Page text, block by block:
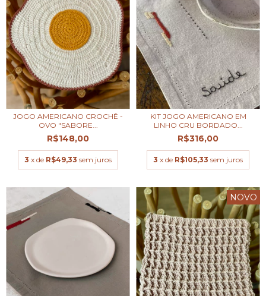
JOGO AMERICANO CROCHÊ -
OVO "SABORE...
R$148,00
3 x de R$49,33 sem juros
KIT JOGO AMERICANO EM
LINHO CRU BORDADO...
R$316,00
3 x de R$105,33 sem juros
NOVO